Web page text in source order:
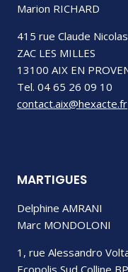
Marion RICHARD
415 rue Claude
ZAC LES MILLES
13100 AIX EN
Tel. 04 65 26 09 10
contact.aix@hexacte.fr
MARTIGUES
Delphine AMRANI
Marc MONDOLONI
1, rue Alessandro